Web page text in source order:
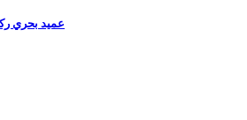
عميد بحري